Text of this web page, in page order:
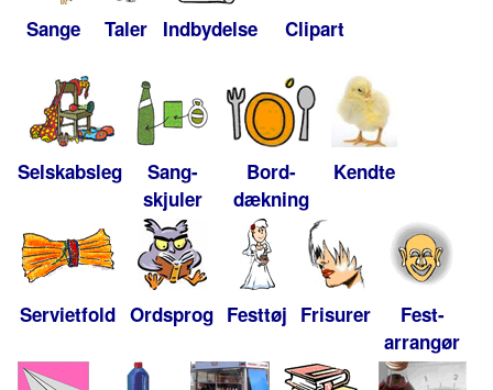
Sange Taler Indbydelse Clipart
Selskabsleg
Sang-
skjuler
Bord-
dækning
Kendte
Servietfold Ordsprog Festtøj Frisurer
Fest-
arrangør